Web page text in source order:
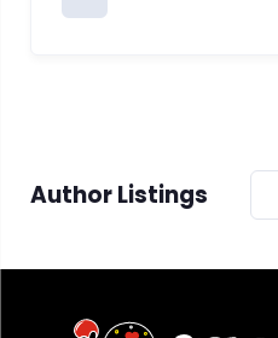
Author Listings